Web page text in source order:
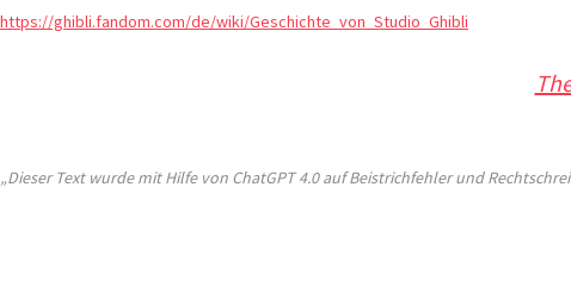
https://ghibli.fandom.com/de/wiki/Geschichte_von_Studio_Ghibli
„Dieser Text wurde mit Hilfe von ChatGPT 4.0 auf Beistrichfehler und